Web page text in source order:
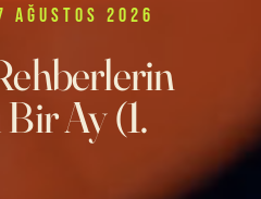
AĞUSTOS 2026
Ay (1.